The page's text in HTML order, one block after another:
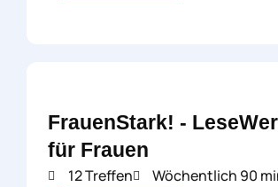
FrauenStark! -
für Frauen
12 Treffen Wöchentlich 90